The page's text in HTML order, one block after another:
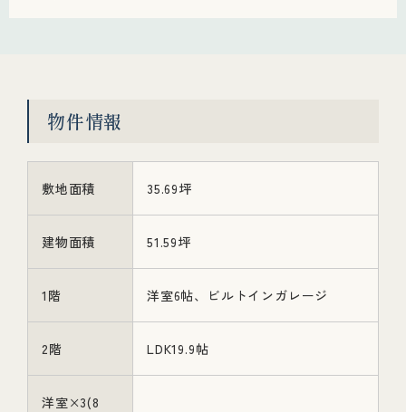
物件情報
敷地面積 35.69坪
建物面積 51.59坪
1階 洋室6帖、ビルトインガレージ
2階 LDK19.9帖
洋室×3(8